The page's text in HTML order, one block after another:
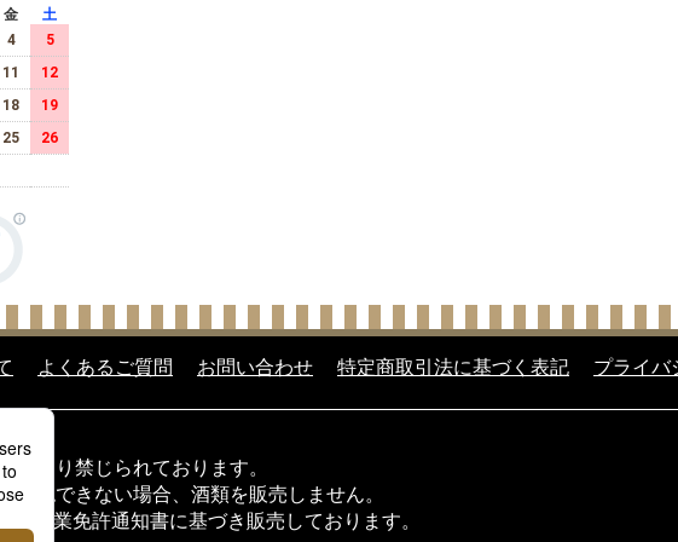
金
土
4
5
11
12
18
19
25
26
よくあるご質問 お問い合わせ 特定商取引法に基づく表記 プライバ
により禁じられております。
確認できない場合、酒類を販売しません。
販売業免許通知書に基づき販売しております。